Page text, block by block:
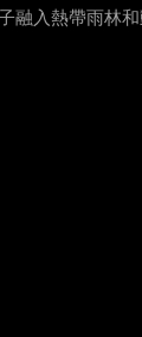
入熱帶雨林和